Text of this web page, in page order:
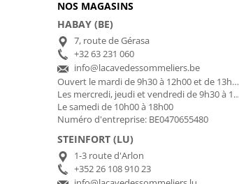
NOS MAGASINS
HABAY (BE)
7, route de Gérasa
+32 63 231 060
info@lacavedessommeliers.be
Ouvert le mardi de 9h30 à 12h00 et de 13h00 à 17h00
Les mercredi, jeudi et vendredi de 9h30 à 12h00 et de 13h00 à 18h30
Le samedi de 10h00 à 18h00
Numéro d'entreprise: BE0470655480
STEINFORT (LU)
1-3 route d'Arlon
+352 26 108 910 23